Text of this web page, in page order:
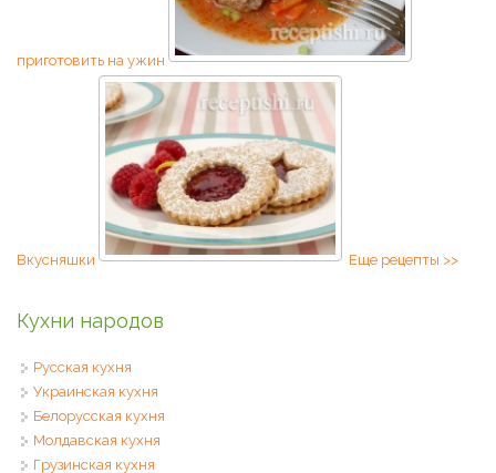
приготовить на ужин
Вкусняшки Еще рецепты >>
Кухни народов
Русская кухня
Украинская кухня
Белорусская кухня
Молдавская кухня
Грузинская кухня